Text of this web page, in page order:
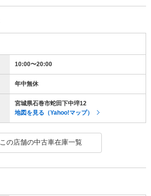
10:00〜20:00
年中無休
宮城県石巻市蛇田下中埣12
地図を見る（Yahoo!マップ）
この店舗の中古車在庫一覧